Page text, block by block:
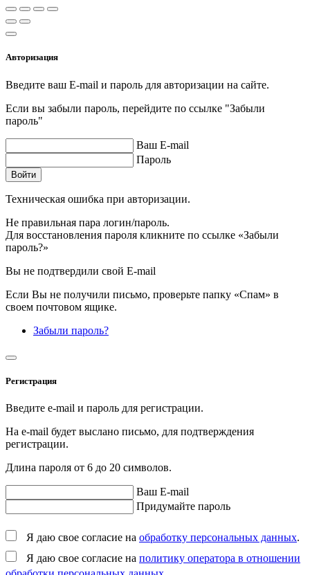
Авторизация
Введите ваш E-mail и пароль для авторизации на сайте.
Если вы забыли пароль, перейдите по ссылке "Забыли
пароль"
Ваш E-mail
Пароль
Войти
Техническая ошибка при авторизации.
Не правильная пара логин/пароль.
Для восстановления пароля кликните по ссылке «Забыли
пароль?»
Вы не подтвердили свой E-mail
Если Вы не получили письмо, проверьте папку «Спам» в
своем почтовом ящике.
Забыли пароль?
Регистрация
Введите e-mail и пароль для регистрации.
На e-mail будет выслано письмо, для подтверждения
регистрации.
Длина пароля от 6 до 20 символов.
Ваш E-mail
Придумайте пароль
Я даю свое согласие на обработку персональных данных.
Я даю свое согласие на политику оператора в отношении